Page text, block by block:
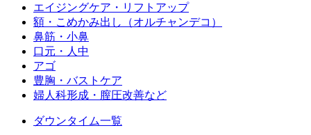
エイジングケア・リフトアップ
額・こめかみ出し（オルチャンデコ）
鼻筋・小鼻
口元・人中
アゴ
豊胸・バストケア
婦人科形成・膣圧改善など
ダウンタイム一覧